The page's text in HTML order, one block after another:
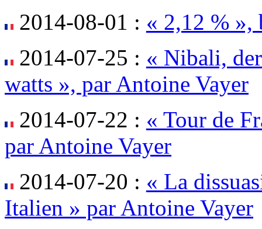
2014-08-01 : « 2,12 % »,
2014-07-25 : « Nibali,
watts », par Antoine Vayer
2014-07-22 : « Tour de
par Antoine Vayer
2014-07-20 : « La
Italien » par Antoine Vayer